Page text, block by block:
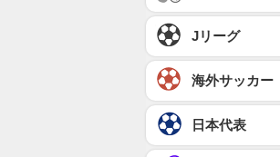
Jリーグ
海外サッカー
日本代表